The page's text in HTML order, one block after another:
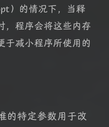
）的情况下，当释
，程序会将这些内存
于减小程序所使用的
的特定参数用于改